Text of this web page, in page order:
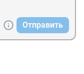
Отправить